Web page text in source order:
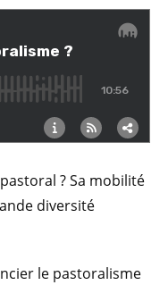
? Sa mobilité
diversité
le pastoralisme